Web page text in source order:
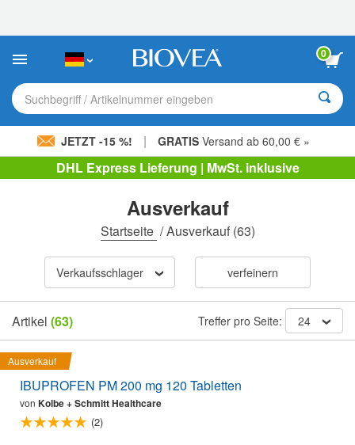
Sie:
Website
ein
Barrierefreiheitssystem.
0
Suchbegriff / Artikelnummer eingeben
JETZT -15 %! | GRATIS Versand ab 60,00 € »
DHL Express Lieferung | MwSt. inklusive
Ausverkauf
Startseite /Ausverkauf(63)
Verkaufsschlager verfeinern
Artikel (63) Treffer pro Seite: 24
Ausverkauf
IBUPROFEN PM 200 mg 120 Tabletten
von Kolbe + Schmitt Healthcare
(2)